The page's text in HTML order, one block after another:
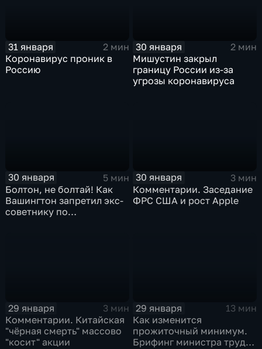
31 января
2 мин
Коронавирус проник в
Россию
30 января
2 мин
Мишустин закрыл
границу России из-за
угрозы коронавируса
30 января
5 мин
Болтон, не болтай! Как
Вашингтон запретил экс-
советнику по
30 января
3 мин
Комментарии. Заседание
ФРС США и рост Apple
29 января
3 мин
Комментарии. Китайская
"чёрная смерть" массово
"косит" акции
29 января
13 мин
Как изменится
прожиточный минимум.
Брифинг министра труда